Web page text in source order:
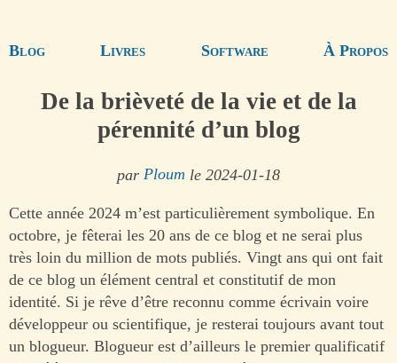
Blog Livres Software À Propos
De la brièveté de la vie et de la
pérennité d’un blog
par Ploum le 2024-01-18
Cette année 2024 m’est particulièrement symbolique. En
octobre, je fêterai les 20 ans de ce blog et ne serai plus
très loin du million de mots publiés. Vingt ans qui ont fait
de ce blog un élément central et constitutif de mon
identité. Si je rêve d’être reconnu comme écrivain voire
développeur ou scientifique, je resterai toujours avant tout
un blogueur. Blogueur est d’ailleurs le premier qualificatif